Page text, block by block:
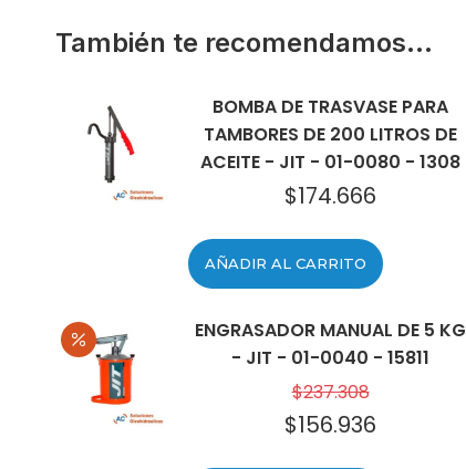
También te recomendamos…
BOMBA DE TRASVASE PARA
TAMBORES DE 200 LITROS DE
ACEITE - JIT - 01-0080 - 1308
$174.666
AÑADIR AL CARRITO
ENGRASADOR MANUAL DE 5 KG
- JIT - 01-0040 - 15811
$237.308
El
$156.936